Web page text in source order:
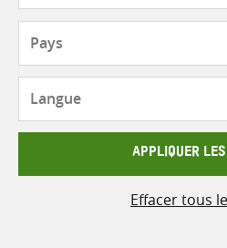
APPLIQUER LES
Effacer tous